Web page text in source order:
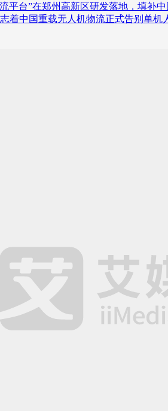
平台”在郑州高新区研发落地，填
着中国重载无人机物流正式告别单